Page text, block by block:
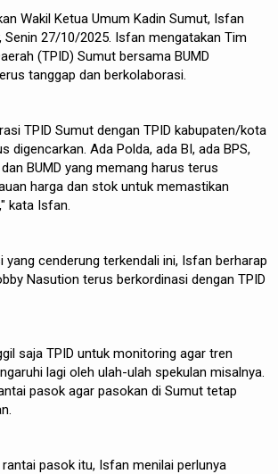
Wakil Ketua Umum Kadin Sumut, Isfan
Senin 27/10/2025. Isfan mengatakan Tim
(TPID) Sumut bersama BUMD
tanggap dan berkolaborasi.
TPID Sumut dengan TPID kabupaten/kota
digencarkan. Ada Polda, ada BI, ada BPS,
BUMD yang memang harus terus
harga dan stok untuk memastikan
kata Isfan.
yang cenderung terkendali ini, Isfan berharap
Nasution terus berkordinasi dengan TPID
saja TPID untuk monitoring agar tren
lagi oleh ulah-ulah spekulan misalnya.
pasok agar pasokan di Sumut tetap
pasok itu, Isfan menilai perlunya